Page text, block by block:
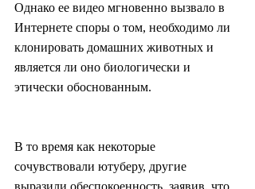
Однако ее видео мгновенно вызвало в
Интернете споры о том, необходимо ли
клонировать домашних животных и
является ли оно биологически и
этически обоснованным.
В то время как некоторые
сочувствовали ютуберу, другие
выразили обеспокоенность, заявив, что